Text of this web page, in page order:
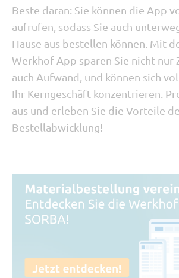
Beste daran: Sie können die App
aufrufen, sodass Sie auch
Hause aus bestellen können. Mit
Werkhof App sparen Sie nicht nur
auch Aufwand, und können sich
Ihr Kerngeschäft konzentrieren.
aus und erleben Sie die Vorteile
Bestellabwicklung!